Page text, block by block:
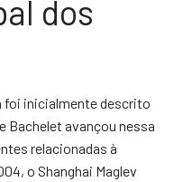
dos
foi inicialmente descrito
Bachelet avançou nessa
relacionadas à
o Shanghai Maglev